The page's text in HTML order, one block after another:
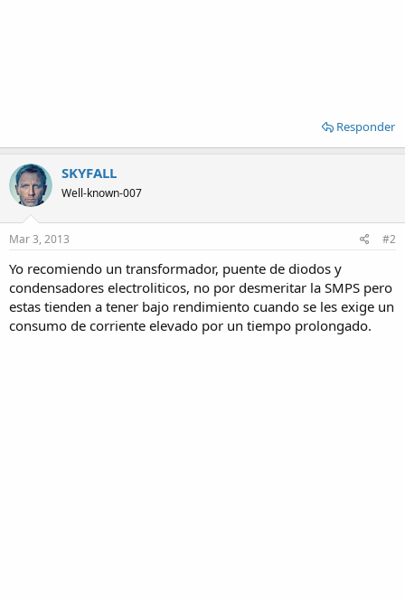
Responder
SKYFALL
Well-known-007
Mar 3, 2013 #2
Yo recomiendo un transformador, puente de diodos y
condensadores electroliticos, no por desmeritar la SMPS pero
estas tienden a tener bajo rendimiento cuando se les exige un
consumo de corriente elevado por un tiempo prolongado.